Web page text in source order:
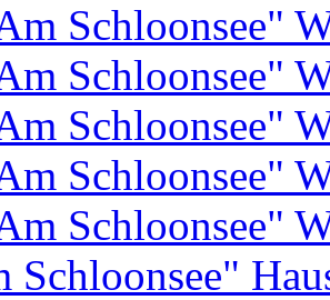
Schloonsee"
Schloonsee"
Schloonsee"
Schloonsee"
Schloonsee"
Schloonsee"